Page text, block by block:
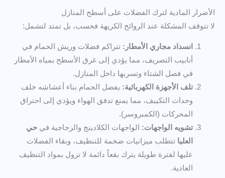
الأضرار المادية لترك الفضلات على أسطح المنازل
لا تتوقف المشكلة عند الروائح الكريهة فحسب، بل تمتد لتشمل:
انسداد مجاري الأمطار: تتراكم فضلات وريش الحمام في
أنابيب التصريف، مما يؤدي إلى غرق الأسطح بمياه الأمطار
في فصل الشتاء وتسربها داخل المنازل.
تلف الأجهزة الكهربائية: يفضل الحمام بناء أعشاشه خلف
وحدات التكييف، مما يمنع تدفق الهواء ويؤدي إلى احتراق
المحركات (الكمبروسر).
تشويه الواجهات: الواجهات الكلادينج والزجاجية في حي
العليا تتطلب ميزانيات ضخمة للتنظيف، وبقاء الفضلات
عليها لفترة طويلة يترك بقعاً دائمة لا تزول بمواد التنظيف
العادية.